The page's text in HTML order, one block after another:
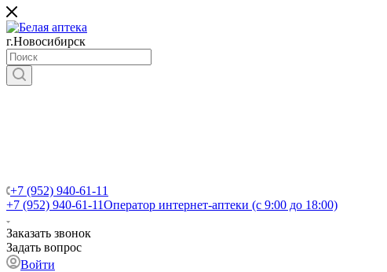
г.Новосибирск
+7 (952) 940-61-11
+7 (952) 940-61-11Оператор интернет-аптеки (с 9:00 до 18:00)
Заказать звонок
Задать вопрос
Войти